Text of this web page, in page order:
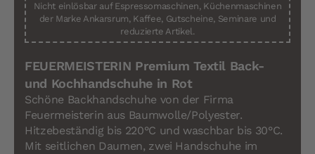
Nicht einlösbar auf Espressomaschinen, Küchenmaschinen
der Marke Ankarsrum, Kaffee, Gutscheine, Seminare und
reduzierte Artikel.
FEUERMEISTERIN Premium Textil Back-
und Kochhandschuhe in Rot
Schöne Backhandschuhe von der Firma
Feuermeisterin aus Baumwolle/Polyester.
Hitzebeständig bis 220°C und waschbar bis 30°C.
Mit seitlichen Daumen, zwei Handschuhe im